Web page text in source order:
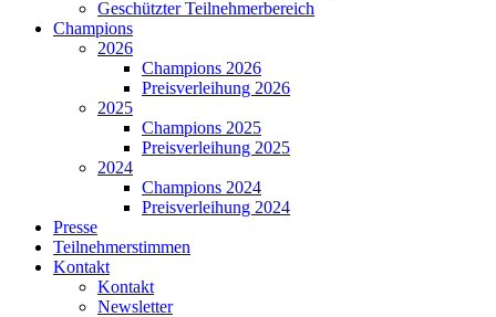
Geschützter Teilnehmerbereich
Champions
2026
Champions 2026
Preisverleihung 2026
2025
Champions 2025
Preisverleihung 2025
2024
Champions 2024
Preisverleihung 2024
Presse
Teilnehmerstimmen
Kontakt
Kontakt
Newsletter